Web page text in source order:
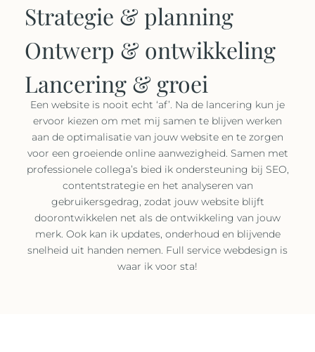
Strategie & planning
Ontwerp & ontwikkeling
Lancering & groei
Een website is nooit echt ‘af’. Na de lancering kun je
ervoor kiezen om met mij samen te blijven werken
aan de optimalisatie van jouw website en te zorgen
voor een groeiende online aanwezigheid. Samen met
professionele collega’s bied ik ondersteuning bij SEO,
contentstrategie en het analyseren van
gebruikersgedrag, zodat jouw website blijft
doorontwikkelen net als de ontwikkeling van jouw
merk. Ook kan ik updates, onderhoud en blijvende
snelheid uit handen nemen. Full service webdesign is
waar ik voor sta!